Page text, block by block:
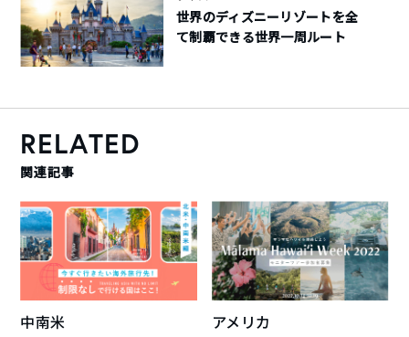
世界のディズニーリゾートを全
て制覇できる世界一周ルート
RELATED
関連記事
中南米 アメリカ